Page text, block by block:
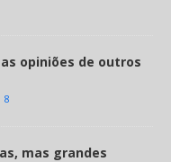
opiniões de outros
8
mas grandes